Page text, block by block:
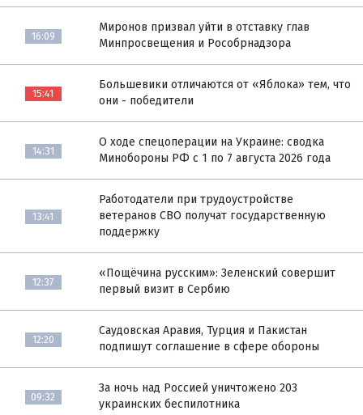
16:09
Миронов призвал уйти в отставку глав
Минпросвещения и Рособрнадзора
15:41
Большевики отличаются от «Яблока» тем, что
они - победители
14:31
О ходе спецоперации на Украине: сводка
Минобороны РФ с 1 по 7 августа 2026 года
13:41
Работодатели при трудоустройстве
ветеранов СВО получат государственную
поддержку
12:37
«Пощёчина русским»: Зеленский совершит
первый визит в Сербию
12:20
Саудовская Аравия, Турция и Пакистан
подпишут соглашение в сфере обороны
09:32
За ночь над Россией уничтожено 203
украинских беспилотника